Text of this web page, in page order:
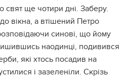
ще чотири дні. Заберу.
вікна, а втішений Петро
синові, що йому
наодинці, подивився
які хтось посадив на
і зазеленіли. Скрізь